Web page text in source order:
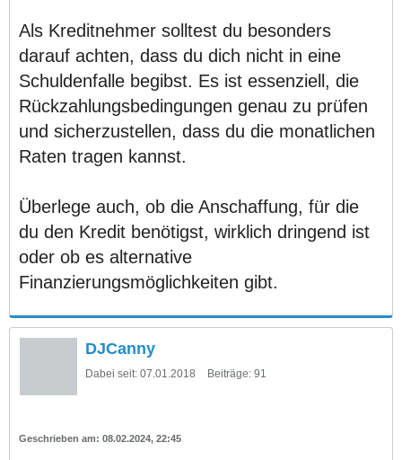
Als Kreditnehmer solltest du besonders
darauf achten, dass du dich nicht in eine
Schuldenfalle begibst. Es ist essenziell, die
Rückzahlungsbedingungen genau zu prüfen
und sicherzustellen, dass du die monatlichen
Raten tragen kannst.
Überlege auch, ob die Anschaffung, für die
du den Kredit benötigst, wirklich dringend ist
oder ob es alternative
Finanzierungsmöglichkeiten gibt.
DJCanny
Dabei seit: 07.01.2018 Beiträge: 91
08.02.2024, 22:45